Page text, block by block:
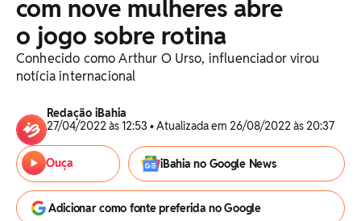
com nove mulheres abre
o jogo sobre rotina
Conhecido como Arthur O Urso, influenciador virou
notícia internacional
Redação iBahia
27/04/2022 às 12:53 • Atualizada em 26/08/2022 às 20:37
Ouça iBahia no Google News
Adicionar como fonte preferida no Google